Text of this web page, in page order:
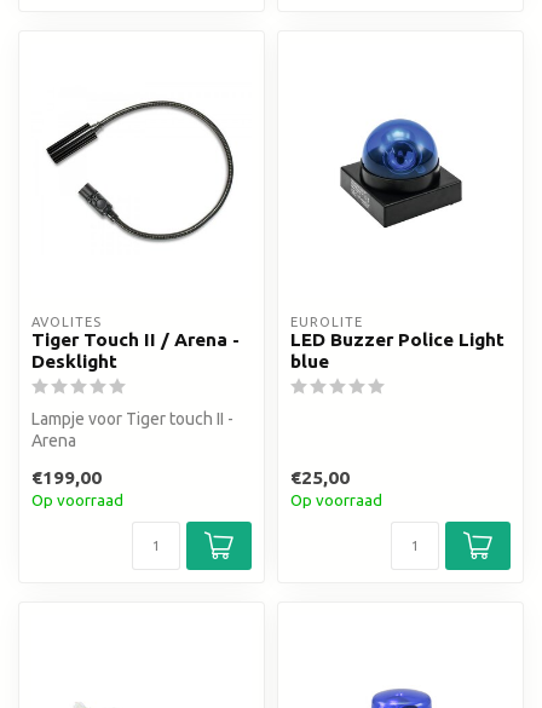
AVOLITES
Tiger Touch II / Arena -
Desklight
Lampje voor Tiger touch II -
Arena
€199,00
Op voorraad
EUROLITE
LED Buzzer Police Light
blue
€25,00
Op voorraad